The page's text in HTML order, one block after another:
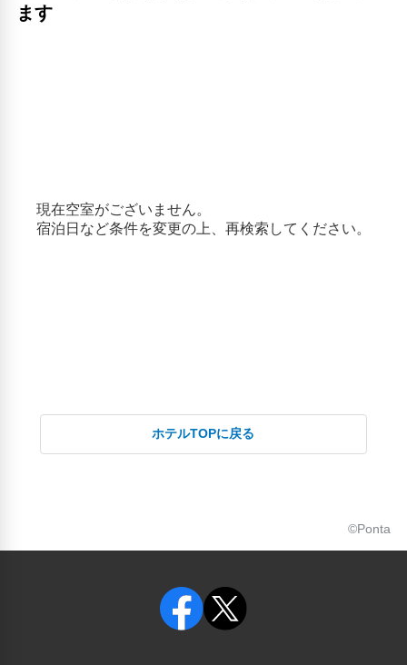
樺太館系美術館(1.14km)
ます
ホテルTOPに戻る
©Ponta